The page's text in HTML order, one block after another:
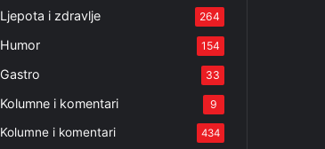
Ljepota i zdravlje 264
Humor 154
Gastro 33
Kolumne i komentari 9
Kolumne i komentari 434